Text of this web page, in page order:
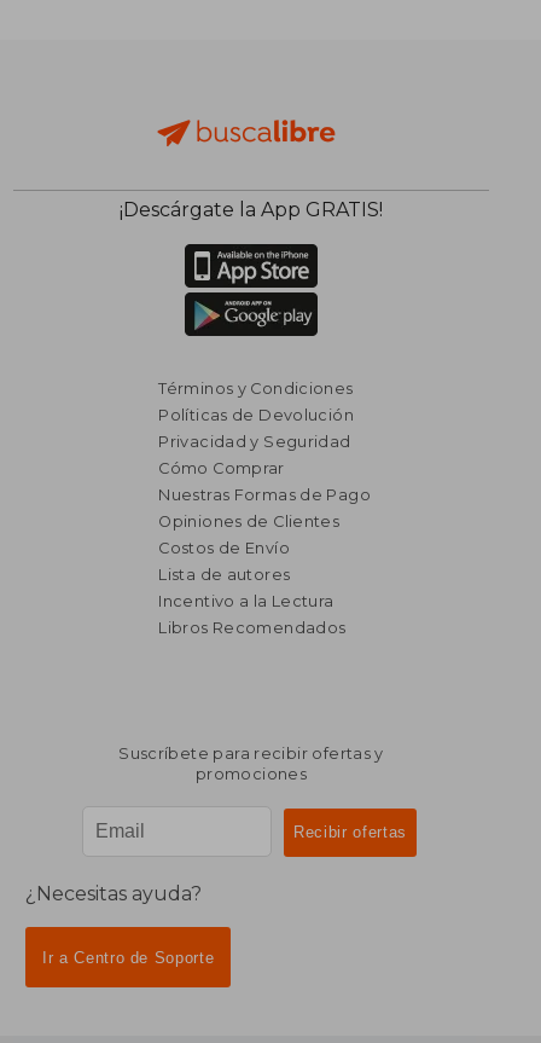
¡Descárgate la App GRATIS!
Términos y Condiciones
Políticas de Devolución
Privacidad y Seguridad
Cómo Comprar
Nuestras Formas de Pago
Opiniones de Clientes
Costos de Envío
Lista de autores
Incentivo a la Lectura
Libros Recomendados
Suscríbete para recibir ofertas y
promociones
¿Necesitas ayuda?
Ir a Centro de Soporte